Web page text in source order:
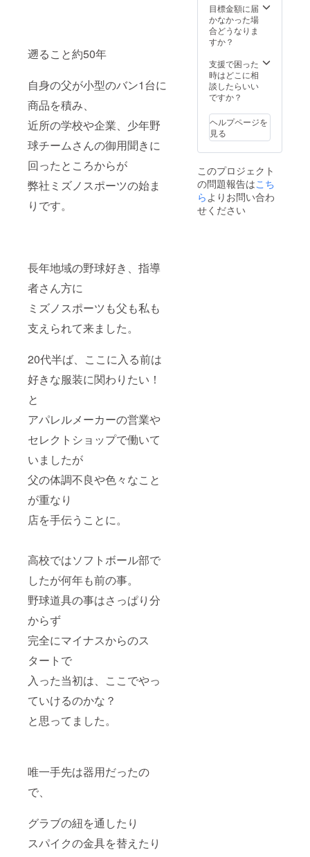
遡ること約50年
自身の父が小型のバン1台に
商品を積み、
近所の学校や企業、少年野
球チームさんの御用聞きに
回ったところからが
弊社ミズノスポーツの始ま
りです。
長年地域の野球好き、指導
者さん方に
ミズノスポーツも父も私も
支えられて来ました。
20代半ば、ここに入る前は
好きな服装に関わりたい！
と
アパレルメーカーの営業や
セレクトショップで働いて
いましたが
父の体調不良や色々なこと
が重なり
店を手伝うことに。
高校ではソフトボール部で
したが何年も前の事。
野球道具の事はさっぱり分
からず
完全にマイナスからのス
タートで
入った当初は、ここでやっ
ていけるのかな？
と思ってました。
唯一手先は器用だったの
で、
グラブの紐を通したり
スパイクの金具を替えたり
でお送
り下さ
いま
看板は
最小
30×30
正方形
とさせ
て頂き
ます。
こちら
ターン
は経費
が少な
い為、
ご支援
ませ
ん。
目標金額に届
かなかった場
合どうなりま
すか？
支援で困った
時はどこに相
談したらいい
ですか？
ヘルプページを
見る
このプロジェクト
の問題報告はこち
ら よりお問い合わ
せください